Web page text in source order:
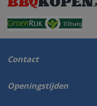
Contact
Openingstijden